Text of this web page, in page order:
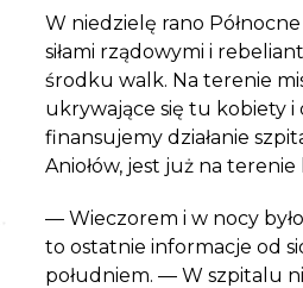
W niedzielę rano
siłami rządowymi i
środku walk. Na terenie
ukrywające się tu kobiety i
finansujemy działanie
Aniołów, jest już na
— Wieczorem i w nocy
to ostatnie informacje od
południem. — W szpitalu